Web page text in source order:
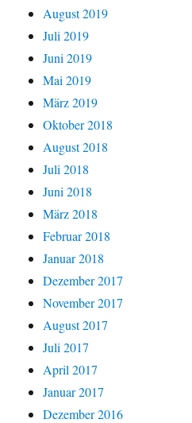
August 2019
Juli 2019
Juni 2019
Mai 2019
März 2019
Oktober 2018
August 2018
Juli 2018
Juni 2018
März 2018
Februar 2018
Januar 2018
Dezember 2017
November 2017
August 2017
Juli 2017
April 2017
Januar 2017
Dezember 2016